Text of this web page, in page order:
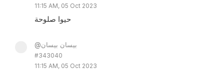
11:15 AM, 05 Oct 2023
حيوا صلوحة
@بيسان بيسان
#343040
11:15 AM, 05 Oct 2023